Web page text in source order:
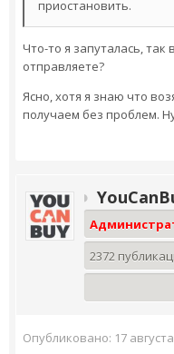
приостановить.
Что-то я запуталась, так
отправляете?
Ясно, хотя я знаю что
получаем без проблем.
2372
Опубликовано: 17